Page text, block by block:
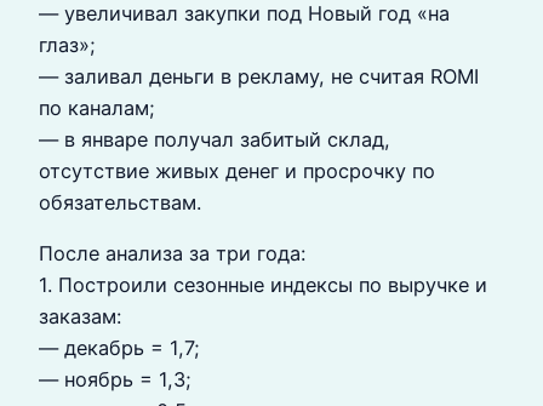
— увеличивал закупки под Новый год «на
глаз»;
— заливал деньги в рекламу, не считая ROMI
по каналам;
— в январе получал забитый склад,
отсутствие живых денег и просрочку по
обязательствам.
После анализа за три года:
1. Построили сезонные индексы по выручке и
заказам:
— декабрь = 1,7;
— ноябрь = 1,3;